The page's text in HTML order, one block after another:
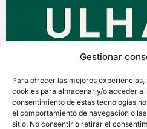
Gestionar
Para ofrecer las mejores
cookies para almacenar y/o acceder a
consentimiento de estas tecnologías
el comportamiento de navegación o
sitio. No consentir o retirar el